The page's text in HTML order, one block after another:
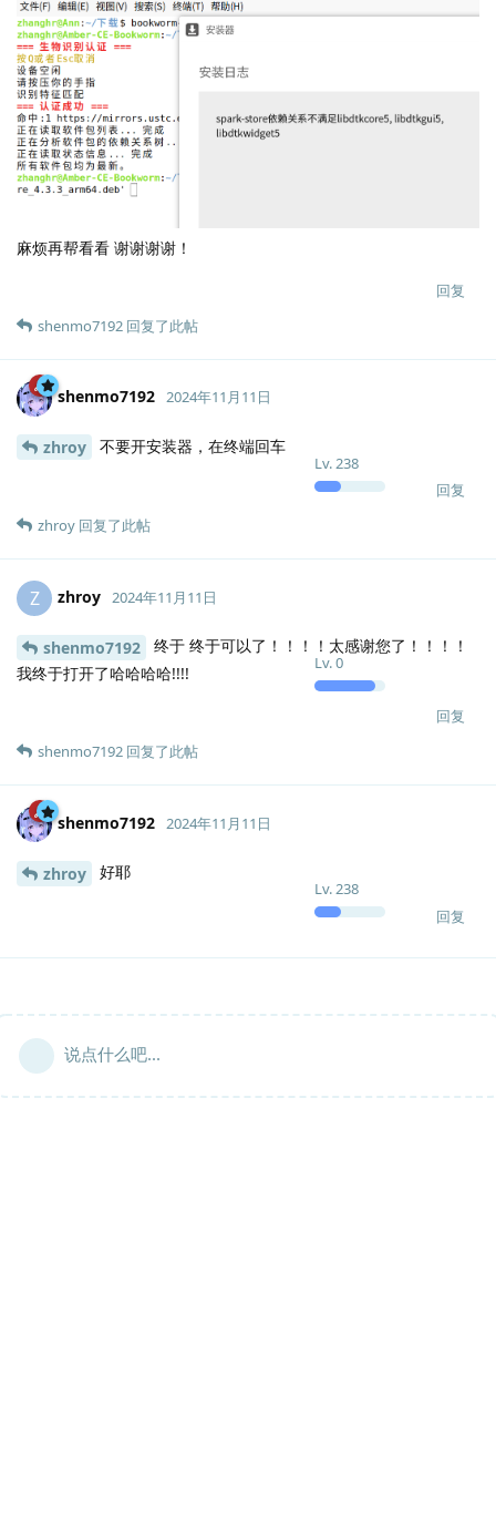
麻烦再帮看看 谢谢谢谢！
回复
shenmo7192 回复了此帖
shenmo7192
Lv. 238
2024年11月11日
zhroy 不要开安装器，在终端回车
回复
zhroy 回复了此帖
Z zhroy
Lv.0
2024年11月11日
shenmo7192
终于 终于可以了！！！！太感谢您了！！！！
我终于打开了哈哈哈哈!!!!
回复
shenmo7192 回复了此帖
shenmo7192
Lv.238
2024年11月11日
zhroy 好耶
回复
说点什么吧...